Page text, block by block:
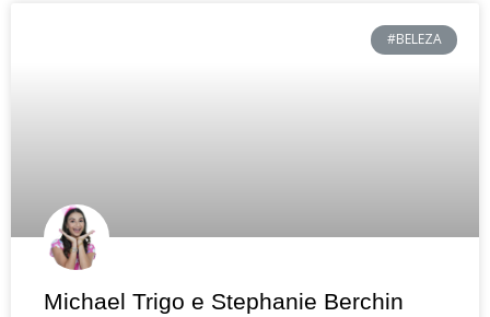
#BELEZA
Michael Trigo e Stephanie Berchin